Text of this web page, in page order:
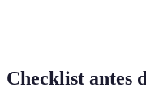
Checklist antes